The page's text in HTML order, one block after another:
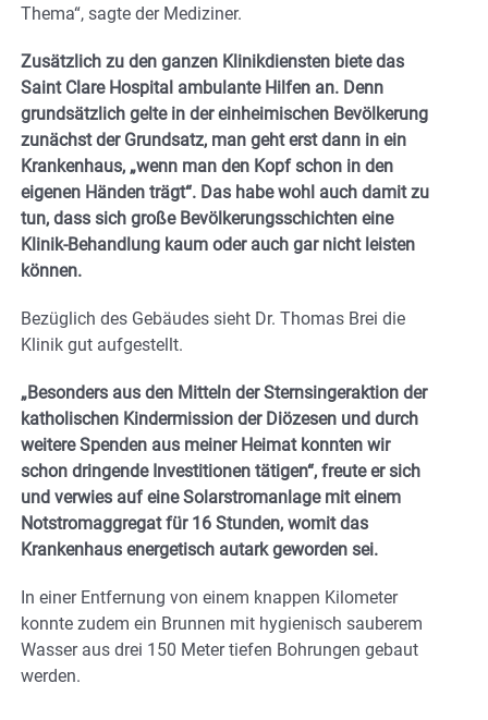
Thema“, sagte der Mediziner.
Zusätzlich zu den ganzen Klinikdiensten biete das
Saint Clare Hospital ambulante Hilfen an. Denn
grundsätzlich gelte in der einheimischen Bevölkerung
zunächst der Grundsatz, man geht erst dann in ein
Krankenhaus, „wenn man den Kopf schon in den
eigenen Händen trägt“. Das habe wohl auch damit zu
tun, dass sich große Bevölkerungsschichten eine
Klinik-Behandlung kaum oder auch gar nicht leisten
können.
Bezüglich des Gebäudes sieht Dr. Thomas Brei die
Klinik gut aufgestellt.
„Besonders aus den Mitteln der Sternsingeraktion der
katholischen Kindermission der Diözesen und durch
weitere Spenden aus meiner Heimat konnten wir
schon dringende Investitionen tätigen“, freute er sich
und verwies auf eine Solarstromanlage mit einem
Notstromaggregat für 16 Stunden, womit das
Krankenhaus energetisch autark geworden sei.
In einer Entfernung von einem knappen Kilometer
konnte zudem ein Brunnen mit hygienisch sauberem
Wasser aus drei 150 Meter tiefen Bohrungen gebaut
werden.